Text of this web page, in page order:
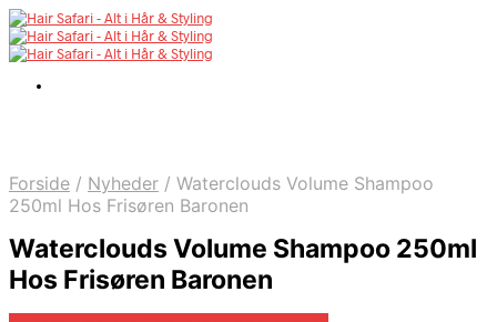
Forside / Nyheder / Waterclouds Volume Shampoo
250ml Hos Frisøren Baronen
Waterclouds Volume Shampoo 250ml
Hos Frisøren Baronen